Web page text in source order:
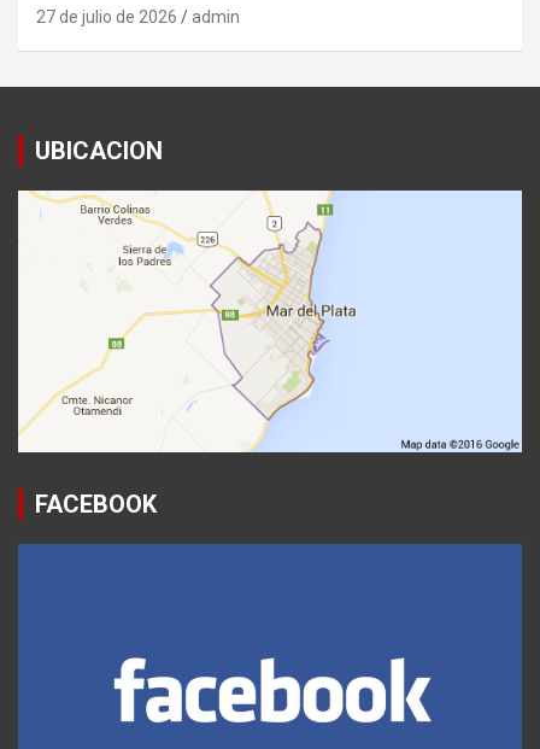
27 de julio de 2026 admin
UBICACION
FACEBOOK